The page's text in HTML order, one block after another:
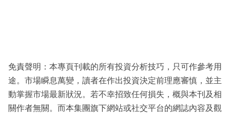
免責聲明：本專頁刊載的所有投資分析技巧，只可作參考用
途。市場瞬息萬變，讀者在作出投資決定前理應審慎，並主
動掌握市場最新狀況。若不幸招致任何損失，概與本刊及相
關作者無關。而本集團旗下網站或社交平台的網誌內容及觀